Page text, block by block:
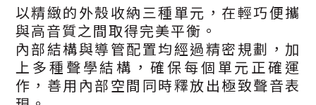
以精緻的外殼收納三種單元，在輕巧便攜
與高音質之間取得完美平衡。
內部結構與導管配置均經過精密規劃，加
上多種聲學結構，確保每個單元正確運
作，善用內部空間同時釋放出極致聲音表